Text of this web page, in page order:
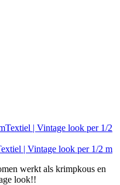
| Vintage look per 1/2 m
werkt als krimpkous en
look!!